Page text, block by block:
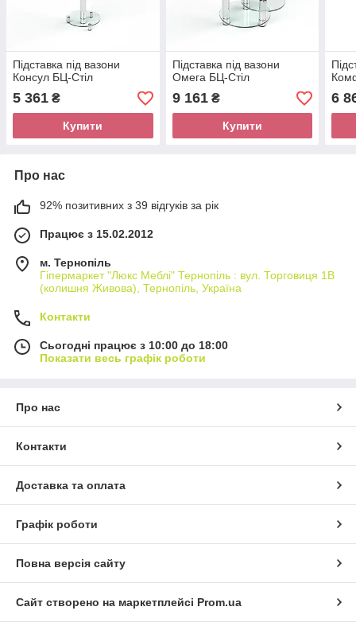
Підставка під вазони
Консул БЦ-Стіл
5 361 ₴
Купити
Підставка під вазони
Омега БЦ-Стіл
9 161₴
Купити
6
Про нас
92% позитивних з 39 відгуків за рік
Працює з 15.02.2012
м. Тернопіль
Гіпермаркет "Люкс Меблі" Тернопіль : вул. Торговиця 1В
(колишня Живова), Тернопіль, Україна
Контакти
Сьогодні працює з 10:00 до 18:00
Показати весь графік роботи
Про нас
Контакти
Доставка та оплата
Графік роботи
Повна версія сайту
Сайт створено на маркетплейсі Prom.ua